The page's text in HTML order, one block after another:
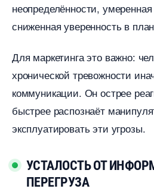
неопределённости,
сниженная уверенность в
Для маркетинга это важно:
хронической тревожности
коммуникации. Он острее
ыстрее распознаёт
эксплуатировать эти угрозы.
УСТАЛОСТЬ ОТ
ПЕРЕГРУЗА